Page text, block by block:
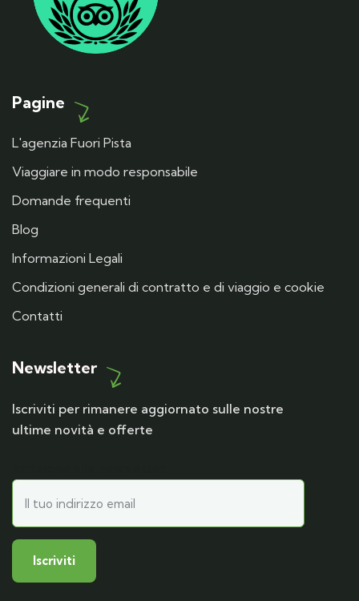
Pagine
L'agenzia Fuori Pista
Viaggiare in modo responsabile
Domande frequenti
Blog
Informazioni Legali
Condizioni generali di contratto e di viaggio e cookie
Contatti
Newsletter
Iscriviti per rimanere aggiornato sulle nostre
ultime novità e offerte